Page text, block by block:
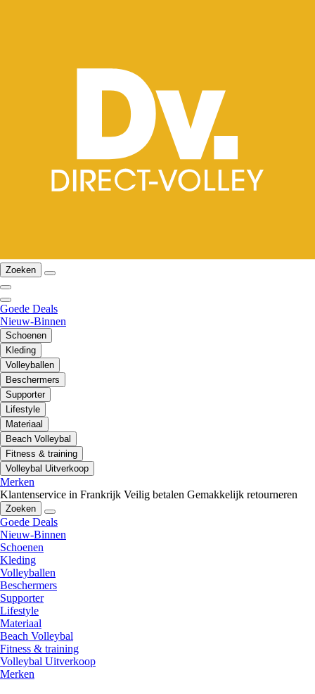
Zoeken
Goede Deals
Nieuw-Binnen
Schoenen
Kleding
Volleyballen
Beschermers
Supporter
Lifestyle
Materiaal
Beach Volleybal
Fitness & training
Volleybal Uitverkoop
Merken
Klantenservice in Frankrijk Veilig betalen Gemakkelijk retourneren
Zoeken
Goede Deals
Nieuw-Binnen
Schoenen
Kleding
Volleyballen
Beschermers
Supporter
Lifestyle
Materiaal
Beach Volleybal
Fitness & training
Volleybal Uitverkoop
Merken